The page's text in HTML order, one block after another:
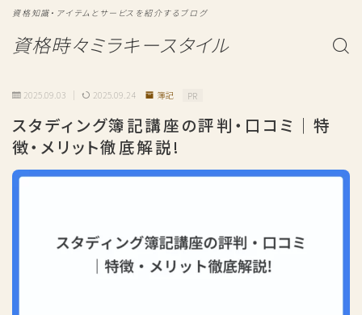
資格時々ミラキースタイル
資格知識・アイテムとサービスを紹介するブログ
2025.09.03 2025.09.24 簿記 PR
スタディング簿記講座の評判・口コミ｜特
徴・メリット徹底解説!